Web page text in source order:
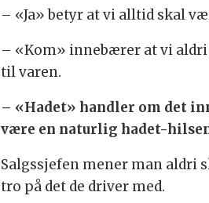
– «Ja» betyr at vi alltid skal
– «Kom» innebærer at vi aldri
til varen.
– «Hadet» handler om det
være en naturlig hadet-
Salgssjefen mener man aldri
tro på det de driver med.